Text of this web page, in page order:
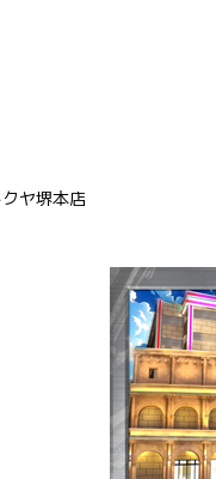
ヤ堺本店